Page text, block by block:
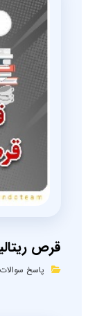
قرص
پاسخ